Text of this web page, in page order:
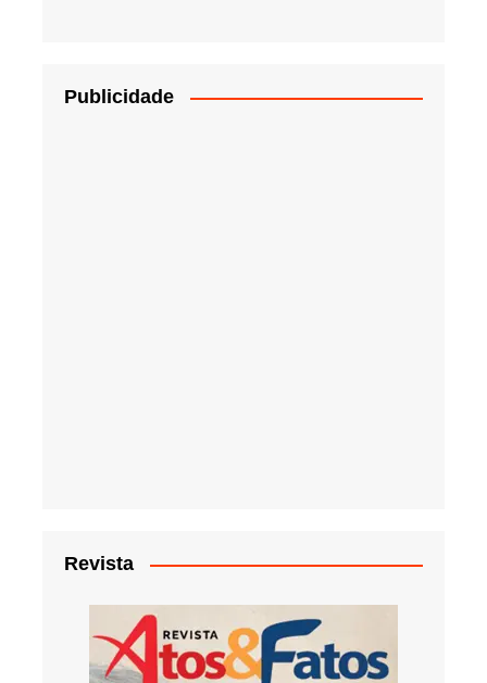
Publicidade
Revista